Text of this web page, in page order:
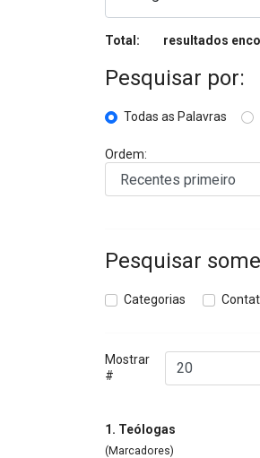
Total: resultados
Pesquisar por:
Todas as Palavras
Ordem:
Pesquisar
Categorias
Mostrar
#
1. Teólogas
(Marcadores)